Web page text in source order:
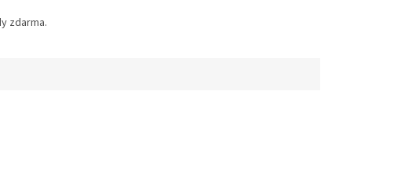
zdarma.